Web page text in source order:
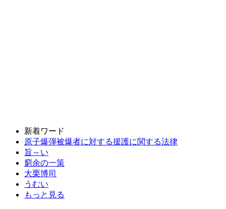
新着ワード
原子爆弾被爆者に対する援護に関する法律
旨～い
窮余の一策
大栗博司
うむい
もっと見る